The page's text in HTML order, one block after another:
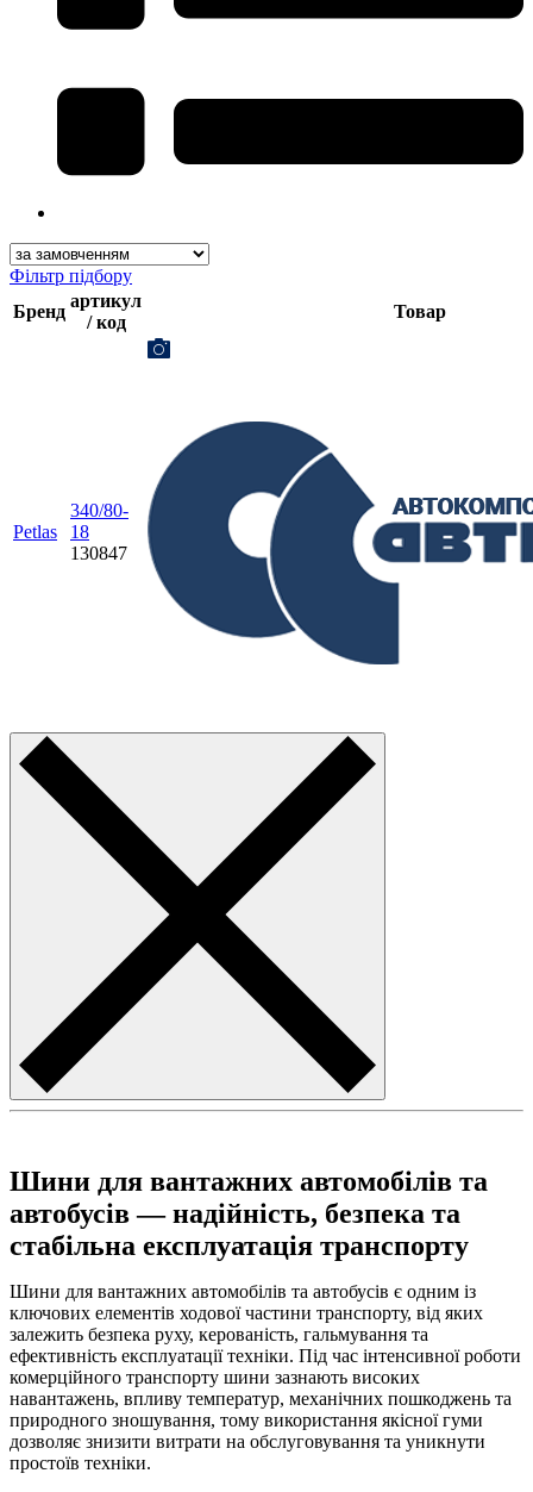
Фільтр підбору
Бренд
артикул
/ код
Товар
Petlas
340/80-
18
130847
Шини для вантажних автомобілів та
автобусів — надійність, безпека та
стабільна експлуатація транспорту
Шини для вантажних автомобілів та автобусів є одним із
ключових елементів ходової частини транспорту, від яких
залежить безпека руху, керованість, гальмування та
ефективність експлуатації техніки. Під час інтенсивної роботи
комерційного транспорту шини зазнають високих
навантажень, впливу температур, механічних пошкоджень та
природного зношування, тому використання якісної гуми
дозволяє знизити витрати на обслуговування та уникнути
простоїв техніки.